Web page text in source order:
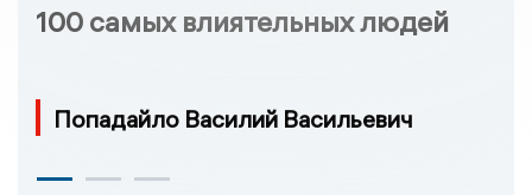
100 самых влиятельных людей
Попадайло Василий Васильевич